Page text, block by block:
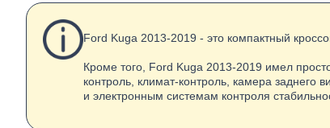
Ford Kuga 2013-2019 - это компактный
Кроме того, Ford Kuga 2013-2019 имел
контроль, климат-контроль, камера
и электронным системам контроля